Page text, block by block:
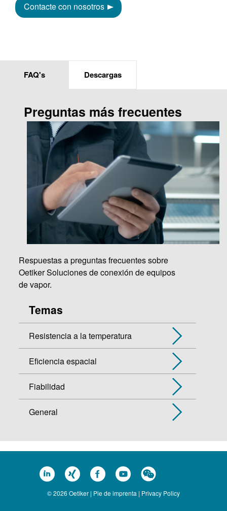
Contacte con nosotros
FAQ's Descargas
Preguntas más frecuentes
Respuestas a preguntas frecuentes sobre
Oetiker Soluciones de conexión de equipos
de vapor.
Temas
Resistencia a la temperatura
Eficiencia espacial
Fiabilidad
General
© 2026 Oetiker | Pie de imprenta | Privacy Policy